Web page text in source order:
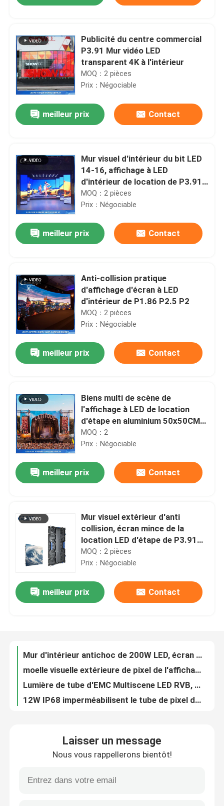
Aperçu
Produits
VR Show
Contrôle de la qualité
Contact
Publicité du centre commercial
P3.91 Mur vidéo LED
transparent 4K à l'intérieur
MOQ：2 pièces
Prix：Négociable
meilleur prix Contact
Mur visuel d'intérieur du bit LED
14-16, affichage à LED
d'intérieur de location de P3.91
IP42
MOQ：2 pièces
Prix：Négociable
meilleur prix Contact
Anti-collision pratique
d'affichage d'écran à LED
d'intérieur de P1.86 P2.5 P2
MOQ：2 pièces
Prix：Négociable
meilleur prix Contact
Biens multi de scène de
l'affichage à LED de location
d'étape en aluminium 50x50CM
200W
MOQ：2
Prix：Négociable
meilleur prix Contact
Mur visuel extérieur d'anti
collision, écran mince de la
location LED d'étape de P3.91
P2.6
MOQ：2 pièces
Prix：Négociable
meilleur prix Contact
Laisser un message
Nous vous rappellerons bientôt!